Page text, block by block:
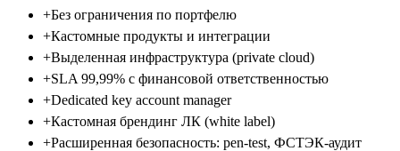
+Без ограничения по портфелю
+Кастомные продукты и интеграции
+Выделенная инфраструктура (private cloud)
+SLA 99,99% с финансовой ответственностью
+Dedicated key account manager
+Кастомная брендинг ЛК (white label)
+Расширенная безопасность: pen-test, ФСТЭК-аудит